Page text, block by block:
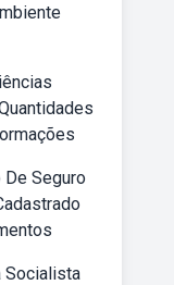
De Seguro
Socialista